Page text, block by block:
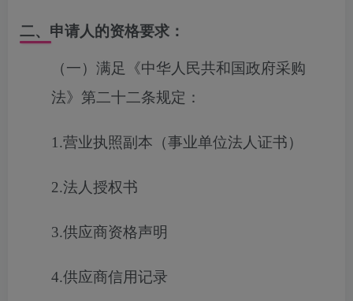
二、申请人的资格要求：
（一）满足《中华人民共和国政府采购
法》第二十二条规定：
1.营业执照副本（事业单位法人证书）
2.法人授权书
3.供应商资格声明
4.供应商信用记录